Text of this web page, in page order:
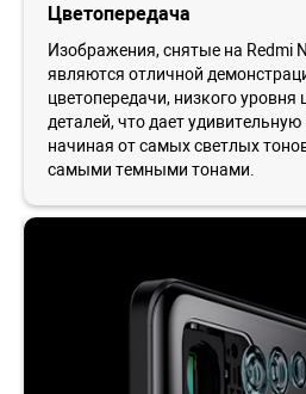
Цветопередача
Изображения, снятые на Redmi
являются отличной
цветопередачи, низкого
деталей, что дает
начиная от самых светлых
самыми темными тонами.